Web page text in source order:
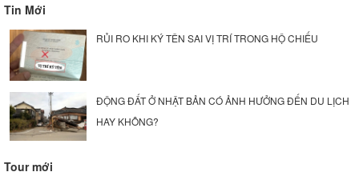
Tin Mới
RỦI RO KHI KÝ TÊN SAI VỊ TRÍ TRONG HỘ CHIẾU
ĐỘNG ĐẤT Ở NHẬT BẢN CÓ ẢNH HƯỞNG ĐẾN DU LỊCH
HAY KHÔNG?
Tour mới